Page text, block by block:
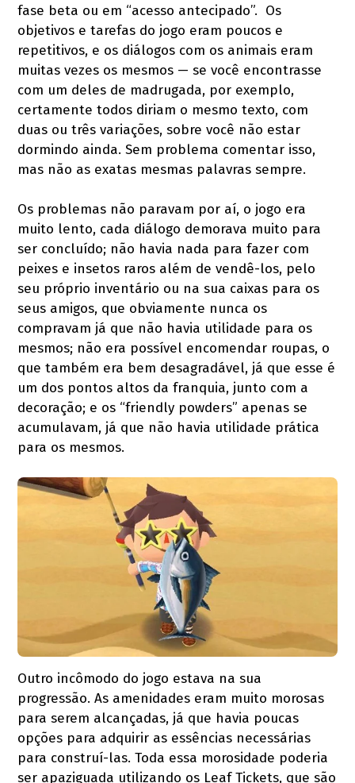
fase beta ou em “acesso antecipado”. Os
objetivos e tarefas do jogo eram poucos e
repetitivos, e os diálogos com os animais eram
muitas vezes os mesmos — se você encontrasse
com um deles de madrugada, por exemplo,
certamente todos diriam o mesmo texto, com
duas ou três variações, sobre você não estar
dormindo ainda. Sem problema comentar isso,
mas não as exatas mesmas palavras sempre.
Os problemas não paravam por aí, o jogo era
muito lento, cada diálogo demorava muito para
ser concluído; não havia nada para fazer com
peixes e insetos raros além de vendê-los, pelo
seu próprio inventário ou na sua caixas para os
seus amigos, que obviamente nunca os
compravam já que não havia utilidade para os
mesmos; não era possível encomendar roupas, o
que também era bem desagradável, já que esse é
um dos pontos altos da franquia, junto com a
decoração; e os “friendly powders” apenas se
acumulavam, já que não havia utilidade prática
para os mesmos.
Outro incômodo do jogo estava na sua
progressão. As amenidades eram muito morosas
para serem alcançadas, já que havia poucas
opções para adquirir as essências necessárias
para construí-las. Toda essa morosidade poderia
ser apaziguada utilizando os Leaf Tickets, que são